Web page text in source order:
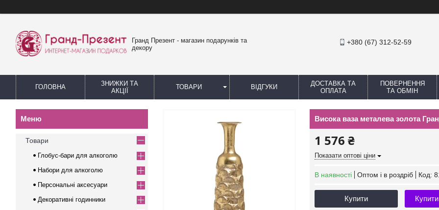
Гранд Презент - магазин подарунків та
декору
+380 (67) 312-52-59
ГОЛОВНА
ЗНИЖКИ ТА
АКЦІЇ
ТОВАРИ ВІДГУКИ
ДОСТАВКА ТА
ОПЛАТА
ПОВЕРНЕННЯ
ТА ОБМІН
Висока ваза металева золота
1 576 ₴
Показати оптові ціни
В наявності Оптом і в роздріб Код:
Купити
Товари
Глобус-бари для алкоголю
Набори для алкоголю
Персональні аксесуари
Декоративні годинники